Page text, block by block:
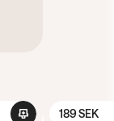
189 SEK